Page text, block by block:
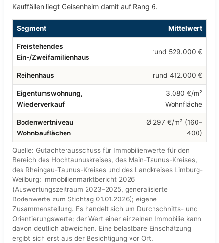
Kauffällen liegt Geisenheim damit auf Rang 6.
Segment Mittelwert
Freistehendes
Ein-/Zweifamilienhaus
rund 529.000 €
Reihenhaus rund 412.000 €
Eigentumswohnung,
Wiederverkauf
3.080 €/m²
Wohnfläche
Bodenwertniveau
Wohnbauflächen
Ø 297 €/m² (160–
400)
Quelle: Gutachterausschuss für Immobilienwerte für den
Bereich des Hochtaunuskreises, des Main-Taunus-Kreises,
des Rheingau-Taunus-Kreises und des Landkreises Limburg-
Weilburg: Immobilienmarktbericht 2026
(Auswertungszeitraum 2023–2025, generalisierte
Bodenwerte zum Stichtag 01.01.2026); eigene
Zusammenstellung. Es handelt sich um Durchschnitts- und
Orientierungswerte; der Wert einer einzelnen Immobilie kann
davon deutlich abweichen. Eine belastbare Einschätzung
ergibt sich erst aus der Besichtigung vor Ort.